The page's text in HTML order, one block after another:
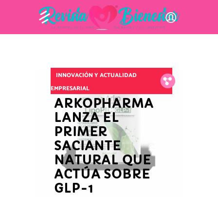
Fb.
Tw.
Pin.
INNOVACIÓN Y ACTUALIDAD
EMPRESARIAL
ARKOPHARMA
LANZA EL
PRIMER
SACIANTE
NATURAL QUE
ACTÚA SOBRE
GLP-1